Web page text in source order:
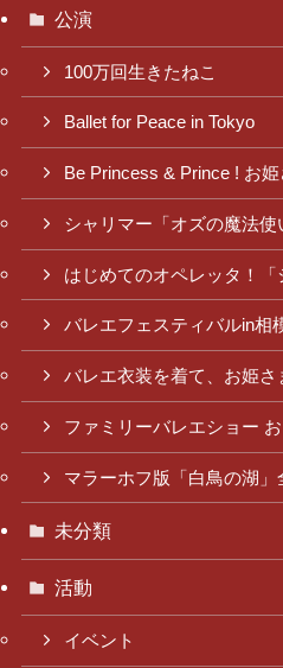
公演
100万回生きたねこ
Ballet for Peace in Tokyo
Be Princess & Prince ! お
シャリマー「オズの魔法使
はじめてのオペレッタ！「
バレエフェスティバルin相
バレエ衣装を着て、お姫さ
ファミリーバレエショー
マラーホフ版「白鳥の湖」
未分類
活動
イベント